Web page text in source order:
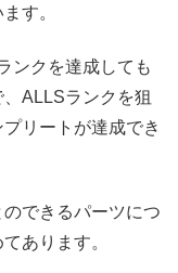
す。
ンクを達成しても
ALLSランクを狙
リートが達成でき
できるパーツにつ
あります。